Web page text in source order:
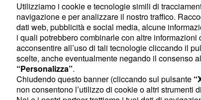
Peraltro fra poco più di sei mesi la società
anche Thiago Silva a parametro zero, giocatore
contribuito in modo significativo alla storia recente del
Chelsea, alzando anche la Champions League nel
che ora è intenzionato a tornare in Sud America.
Utilizziamo i cookie e tecnologie simili di
navigazione e per analizzare il nostro traffico.
dati web, pubblicità e social media, alcune
i quali potrebbero combinarle con altre
acconsentire all’uso di tali tecnologie cliccando il
scelte, anche eventualmente negando il consenso
“Personalizza”.
Chiudendo questo banner (cliccando sul pulsante
non consentono l’utilizzo di cookie o altri strumenti